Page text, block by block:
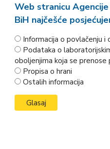
Web stranicu
BiH najčešće
Informacija o povlačenju i
Podataka o
oboljenjima koja se prenose
Propisa o hrani
Ostalih informacija